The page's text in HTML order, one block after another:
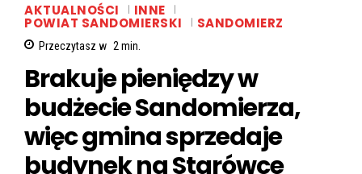
AKTUALNOŚCI INNE
POWIAT SANDOMIERSKI SANDOMIERZ
Przeczytasz w 2 min.
Brakuje pieniędzy w
budżecie Sandomierza,
więc gmina sprzedaje
budynek na Starówce